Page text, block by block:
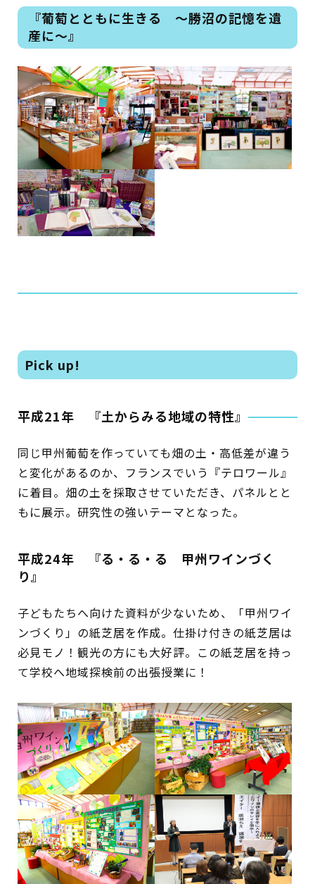
『葡萄とともに生きる ～勝沼の記憶を遺
産に～』
Pick up!
平成21年 『土からみる地域の特性』
同じ甲州葡萄を作っていても畑の土・高低差が違う
と変化があるのか、フランスでいう『テロワール』
に着目。畑の土を採取させていただき、パネルとと
もに展示。研究性の強いテーマとなった。
平成24年 『る・る・る 甲州ワインづく
り』
子どもたちへ向けた資料が少ないため、「甲州ワイ
ンづくり」の紙芝居を作成。仕掛け付きの紙芝居は
必見モノ！観光の方にも大好評。この紙芝居を持っ
て学校へ地域探検前の出張授業に！
インターネットサービス
蔵書検索・マイページ
こどもの図書館
としょかん
キャラクター
図書館
としょかん
のおしごと